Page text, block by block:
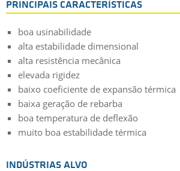
propriedades comparáveis para micro
Como todos os materiais semicondutores
TECAPEEK CMF white cumpre com as
pela Diretiva RoHS 2011/65/EU- Restrição
Perigosas em equipamentos elétricos,
fornecimento de declarações adicionais
mediante solicitação.
PRINCIPAIS CARACTERÍSTICAS
boa usinabilidade
alta estabilidade dimensional
alta resistência mecânica
elevada rigidez
baixo coeficiente de expansão térmica
baixa geração de rebarba
boa temperatura de deflexão
muito boa estabilidade térmica
INDÚSTRIAS ALVO